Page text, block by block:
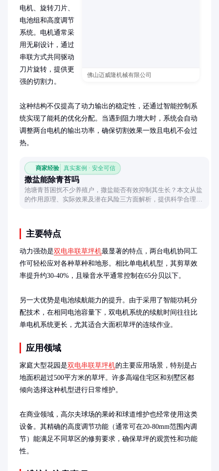
佛山迈威隆机械有限公司
电机、旋转刀片、
电池组和高度调节
系统。电机通常采
用无刷设计，通过
串联方式共同驱动
刀片旋转，提供更
强的切割力。
这种结构不仅提高了动力输出的稳定性，还通过智能控制系
统实现了能耗的优化分配。当遇到阻力增大时，系统会自动
调整两台电机的输出功率，确保切割效果一致且电机不会过
热。
商家经验 真实案例 · 安全可信
撒盐能除青苔吗
池塘青苔困扰不少养殖户，撒盐能否有效抑制其生长？本文从盐
的作用原理、实际效果及潜在风险三方面解析，提供科学合理的
主要特点
动力强劲是双电串联草坪机最显著的特点，两台电机协同工
作可轻松应对各种草种和地形。相比单电机机型，其剪草效
率提升约30-40%，且噪音水平通常控制在65分贝以下。
另一大优势是电池续航能力的提升。由于采用了智能功耗分
配技术，在相同电池容量下，双电机系统的续航时间往往比
单电机系统更长，尤其适合大面积草坪的连续作业。
应用领域
家庭大型花园是双电串联草坪机的主要应用场景，特别是占
地面积超过500平方米的草坪。许多高端住宅区和别墅区都
倾向选择这种机型进行日常维护。
在商业领域，高尔夫球场的果岭和球道维护也经常使用这类
设备。其精确的高度调节功能（通常可在20-80mm范围内调
节）能满足不同草区的修剪要求，确保草坪的观赏性和功能
性。